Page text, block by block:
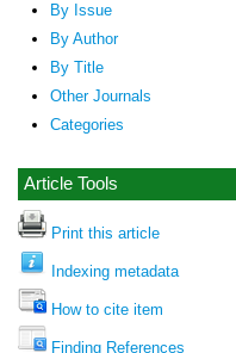
By Issue
By Author
By Title
Other Journals
Categories
Article Tools
Print this article
Indexing metadata
How to cite item
Finding References